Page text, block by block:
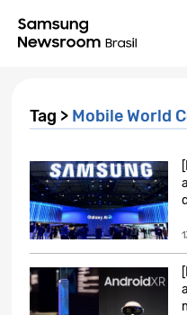
Tag > Mobile World